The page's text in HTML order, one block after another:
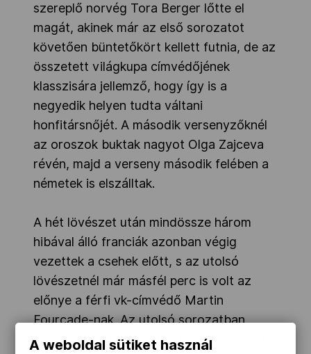
szereplő norvég Tora Berger lőtte el
magát, akinek már az első sorozatot
követően büntetőkört kellett futnia, de az
összetett világkupa címvédőjének
klasszisára jellemző, hogy így is a
negyedik helyen tudta váltani
honfitársnőjét. A második versenyzőknél
az oroszok buktak nagyot Olga Zajceva
révén, majd a verseny második felében a
németek is elszálltak.
A hét lövészet után mindössze három
hibával álló franciák azonban végig
vezettek a csehek előtt, s az utolsó
lövészetnél már másfél perc is volt az
előnye a férfi vk-címvédő Martin
Fourcade-nak. Az utolsó sorozatban
azonban megremegett a keze, ő is ellőtte
A weboldal sütiket használ